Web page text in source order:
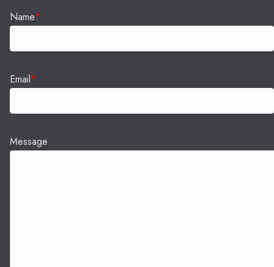
Name*
Email*
Message